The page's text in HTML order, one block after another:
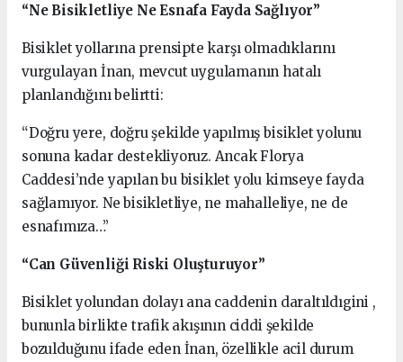
“Ne Bisikletliye Ne Esnafa Fayda Sağlıyor”
Bisiklet yollarına prensipte karşı olmadıklarını
vurgulayan İnan, mevcut uygulamanın hatalı
planlandığını belirtti:
“Doğru yere, doğru şekilde yapılmış bisiklet yolunu
sonuna kadar destekliyoruz. Ancak Florya
Caddesi’nde yapılan bu bisiklet yolu kimseye fayda
sağlamıyor. Ne bisikletliye, ne mahalleliye, ne de
esnafımıza…”
“Can Güvenliği Riski Oluşturuyor”
Bisiklet yolundan dolayı ana caddenin daraltıldıgini ,
bununla birlikte trafik akışının ciddi şekilde
bozulduğunu ifade eden İnan, özellikle acil durum